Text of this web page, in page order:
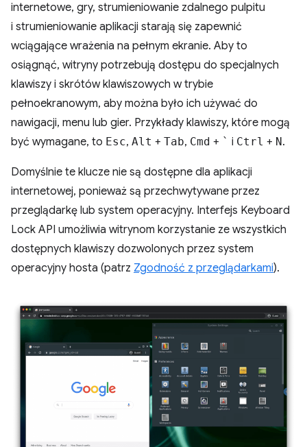
internetowe, gry, strumieniowanie zdalnego pulpitu
i strumieniowanie aplikacji starają się zapewnić
wciągające wrażenia na pełnym ekranie. Aby to
osiągnąć, witryny potrzebują dostępu do specjalnych
klawiszy i skrótów klawiszowych w trybie
pełnoekranowym, aby można było ich używać do
nawigacji, menu lub gier. Przykłady klawiszy, które mogą
być wymagane, to Esc, Alt + Tab, Cmd + ` i Ctrl + N.
Domyślnie te klucze nie są dostępne dla aplikacji
internetowej, ponieważ są przechwytywane przez
przeglądarkę lub system operacyjny. Interfejs Keyboard
Lock API umożliwia witrynom korzystanie ze wszystkich
dostępnych klawiszy dozwolonych przez system
operacyjny hosta (patrz Zgodność z przeglądarkami).